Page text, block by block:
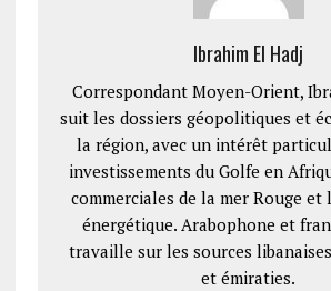
Ibrahim El Hadj
Correspondant Moyen-Orient,
suit les dossiers géopolitiques et
la région, avec un intérêt
investissements du Golfe en
commerciales de la mer Rouge
énergétique. Arabophone et
travaille sur les sources
et émiraties.